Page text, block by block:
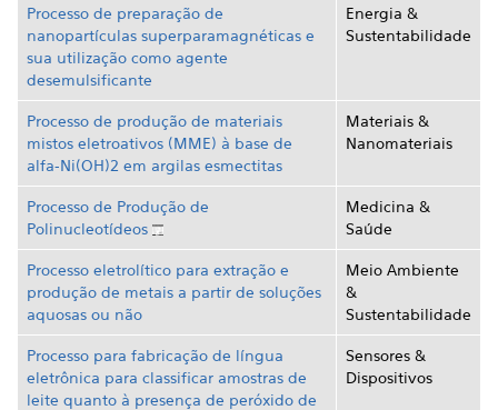
Processo de preparação de
nanopartículas superparamagnéticas e
sua utilização como agente
desemulsificante
Energia &
Sustentabilidade
Processo de produção de materiais
mistos eletroativos (MME) à base de
alfa-Ni(OH)2 em argilas esmectitas
Materiais &
Nanomateriais
Processo de Produção de
Polinucleotídeos
Medicina &
Saúde
Processo eletrolítico para extração e
produção de metais a partir de soluções
aquosas ou não
Meio Ambiente
&
Sustentabilidade
Processo para fabricação de língua
eletrônica para classificar amostras de
leite quanto à presença de peróxido de
Sensores &
Dispositivos